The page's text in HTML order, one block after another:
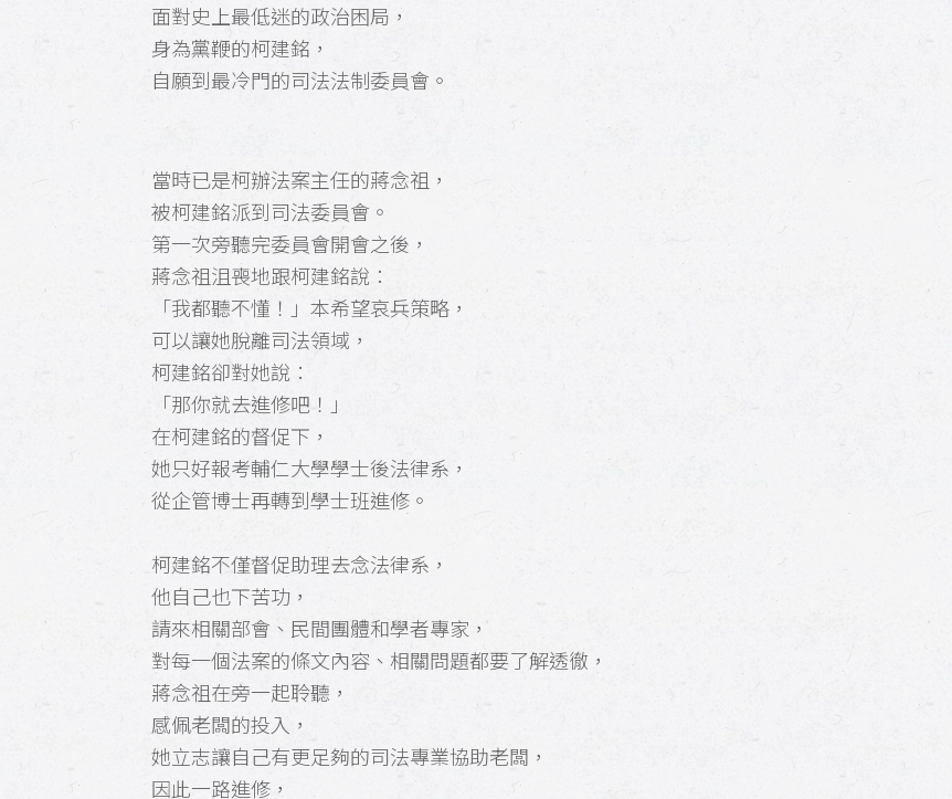
面對史上最低迷的政治困局，
身為黨鞭的柯建銘，
自願到最冷門的司法法制委員會。
當時已是柯辦法案主任的蔣念祖，
被柯建銘派到司法委員會。
第一次旁聽完委員會開會之後，
蔣念祖沮喪地跟柯建銘說：
「我都聽不懂！」本希望哀兵策略，
可以讓她脫離司法領域，
柯建銘卻對她說：
「那你就去進修吧！」
在柯建銘的督促下，
她只好報考輔仁大學學士後法律系，
從企管博士再轉到學士班進修。
柯建銘不僅督促助理去念法律系，
他自己也下苦功，
請來相關部會、民間團體和學者專家，
對每一個法案的條文內容、相關問題都要了解透徹，
蔣念祖在旁一起聆聽，
感佩老闆的投入，
她立志讓自己有更足夠的司法專業協助老闆，
因此一路進修，